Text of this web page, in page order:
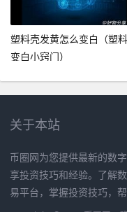
塑料壳发黄怎么变白（塑
变白小窍门）
关于本站
币圈网为您提供最新的数
享投资技巧和经验。了解
易平台，掌握投资技巧，